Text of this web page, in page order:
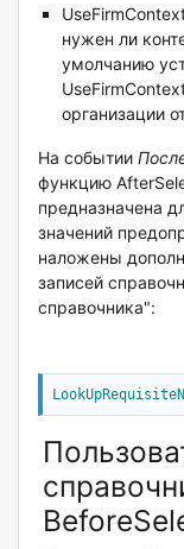
нужен ли
умолчанию
организации
На событии
функцию
предназначена
значений
наложены
записей
справочника":